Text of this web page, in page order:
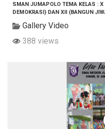
SMAN JUMAPOLO TEMA KELAS :
DEMOKRASI) DAN XII (BANGUN
Gallery Video
388 views